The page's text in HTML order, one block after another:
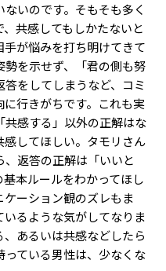
いのです。そもそも多く
共感してもしかたないと
が悩みを打ち明けてきて
を示せず、「君の側も努
をしてしまうなど、コミ
行きがちです。これも実
共感する」以外の正解はな
してほしい。タモリさん
返答の正解は「いいと
本ルールをわかってほし
ーション観のズレもま
るような気がしてなりま
あるいは共感などしたら
ている男性は、少なくな